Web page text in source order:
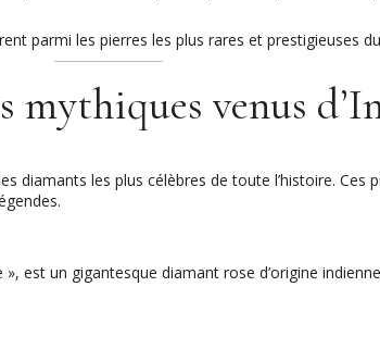
parmi les pierres les plus rares et prestigieuses
mythiques venus
diamants les plus célèbres de toute l’histoire. Ces
est un gigantesque diamant rose d’origine